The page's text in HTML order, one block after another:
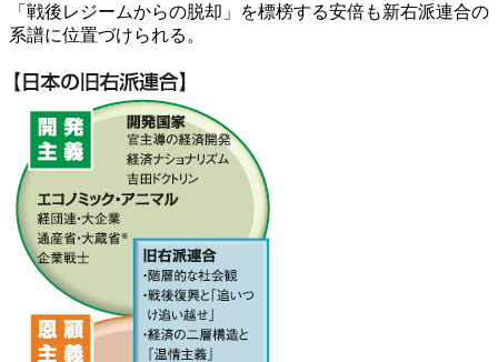
「戦後レジームからの脱却」を標榜する安倍も新右派連合の
系譜に位置づけられる。